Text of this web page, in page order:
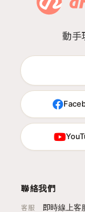
動手
聯絡我們
客服 即時線上